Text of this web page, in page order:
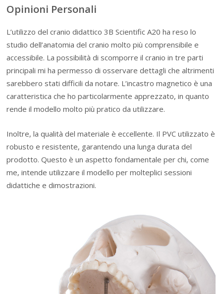
Opinioni Personali
L’utilizzo del cranio didattico 3B Scientific A20 ha reso lo
studio dell’anatomia del cranio molto più comprensibile e
accessibile. La possibilità di scomporre il cranio in tre parti
principali mi ha permesso di osservare dettagli che altrimenti
sarebbero stati difficili da notare. L’incastro magnetico è una
caratteristica che ho particolarmente apprezzato, in quanto
rende il modello molto più pratico da utilizzare.
Inoltre, la qualità del materiale è eccellente. Il PVC utilizzato è
robusto e resistente, garantendo una lunga durata del
prodotto. Questo è un aspetto fondamentale per chi, come
me, intende utilizzare il modello per molteplici sessioni
didattiche e dimostrazioni.